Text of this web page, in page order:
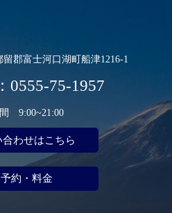
郡富士河口湖町船津1216-1
0555-75-1957
9:00~21:00
わせはこちら
約・料金